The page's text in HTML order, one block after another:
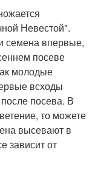
Невестой".
семена впервые,
посеве
молодые
всходы
посева. В
то можете
высевают в
зависит от